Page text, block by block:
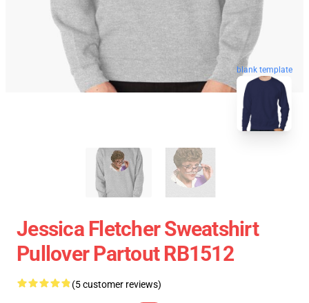
blank template
Jessica Fletcher Sweatshirt
Pullover Partout RB1512
(5 customer reviews)